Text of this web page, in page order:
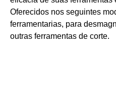
Oferecidos nos seguintes
ferramentarias, para
outras ferramentas de corte.